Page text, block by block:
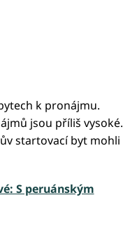
k pronájmu.
jsou příliš vysoké.
startovací byt mohli
S peruánským